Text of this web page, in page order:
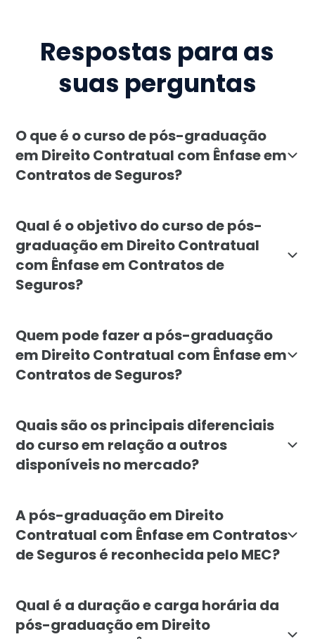
Respostas para as
suas perguntas
O que é o curso de pós-graduação
em Direito Contratual com Ênfase em
Contratos de Seguros?
Qual é o objetivo do curso de pós-
graduação em Direito Contratual
com Ênfase em Contratos de
Seguros?
Quem pode fazer a pós-graduação
em Direito Contratual com Ênfase em
Contratos de Seguros?
Quais são os principais diferenciais
do curso em relação a outros
disponíveis no mercado?
A pós-graduação em Direito
Contratual com Ênfase em Contratos
de Seguros é reconhecida pelo MEC?
Qual é a duração e carga horária da
pós-graduação em Direito